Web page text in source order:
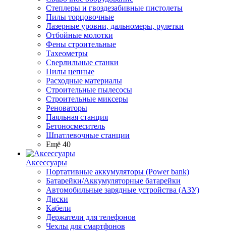
Степлеры и гвоздезабивные пистолеты
Пилы торцовочные
Лазерные уровни, дальномеры, рулетки
Отбойные молотки
Фены строительные
Тахеометры
Сверлильные станки
Пилы цепные
Расходные материалы
Строительные пылесосы
Строительные миксеры
Реноваторы
Паяльная станция
Бетоносмеситель
Шпатлевочные станции
Ещё 40
Аксессуары
Портативные аккумуляторы (Power bank)
Батарейки/Аккумуляторные батарейки
Автомобильные зарядные устройства (АЗУ)
Диски
Кабели
Держатели для телефонов
Чехлы для смартфонов